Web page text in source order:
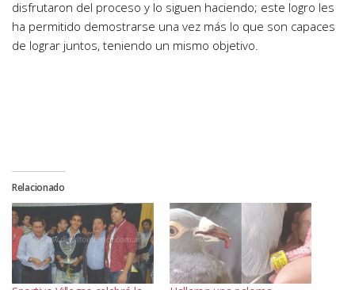
disfrutaron del proceso y lo siguen haciendo; este logro les
ha permitido demostrarse una vez más lo que son capaces
de lograr juntos, teniendo un mismo objetivo.
Relacionado